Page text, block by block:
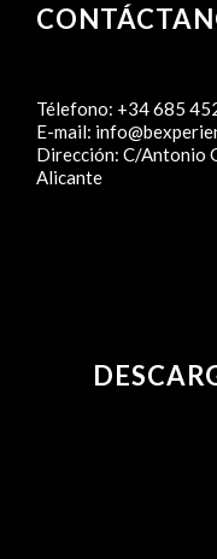
Télefono: +34 685
E-mail:
Dirección: C/Antonio
Alicante